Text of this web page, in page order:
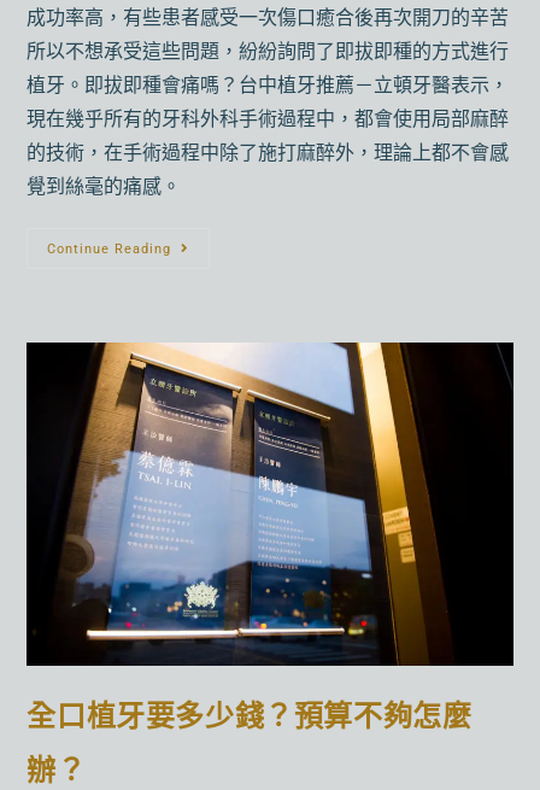
成功率高，有些患者感受一次傷口癒合後再次開刀的辛苦
所以不想承受這些問題，紛紛詢問了即拔即種的方式進行
植牙。即拔即種會痛嗎？台中植牙推薦－立頓牙醫表示，
現在幾乎所有的牙科外科手術過程中，都會使用局部麻醉
的技術，在手術過程中除了施打麻醉外，理論上都不會感
覺到絲毫的痛感。
Continue Reading
全口植牙要多少錢？預算不夠怎麼
辦？